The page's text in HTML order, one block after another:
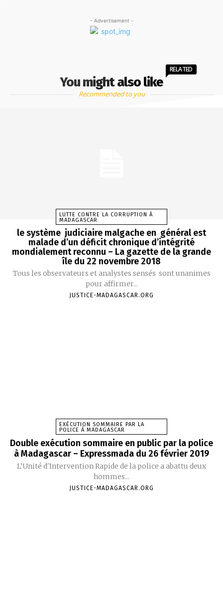
- Advertisement -
You might also like
RELATED
Recommended to you
LUTTE CONTRE LA CORRUPTION À
MADAGASCAR
le système judiciaire malgache en général est
malade d’un déficit chronique d’intégrité
mondialement reconnu – La gazette de la grande
île du 22 novembre 2018
Tous les observateurs et analystes sensés sont unanimes
pour affirmer...
JUSTICE-MADAGASCAR.ORG
EXÉCUTION SOMMAIRE PAR LA
POLICE À MADAGASCAR
Double exécution sommaire en public par la police
à Madagascar – Expressmada du 26 février 2019
L’Unité d'Intervention Rapide de la police a abattu deux
hommes...
JUSTICE-MADAGASCAR.ORG